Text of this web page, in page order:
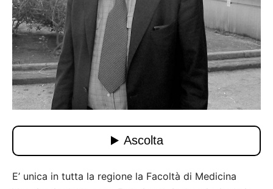
E’ unica in tutta la regione la Facoltà di Medicina